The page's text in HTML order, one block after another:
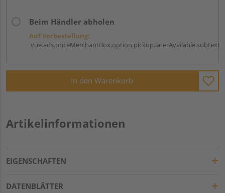
Beim Händler abholen
Auf Vorbestellung:
vue.ads.priceMerchantBox.option.pickup.laterAvailable.subtext
In den Warenkorb
Artikelinformationen
EIGENSCHAFTEN
DATENBLÄTTER